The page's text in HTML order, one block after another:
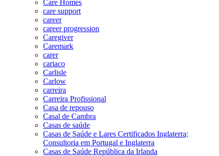
Care Homes
care support
career
career progression
Caregiver
Caremark
carer
cariaco
Carlisle
Carlow
carreira
Carreira Profissional
Casa de repouso
Casal de Cambra
Casas de saúde
Casas de Saúde e Lares Certificados Inglaterra;
Consultoria em Portugal e Inglaterra
Casas de Saúde República da Irlanda